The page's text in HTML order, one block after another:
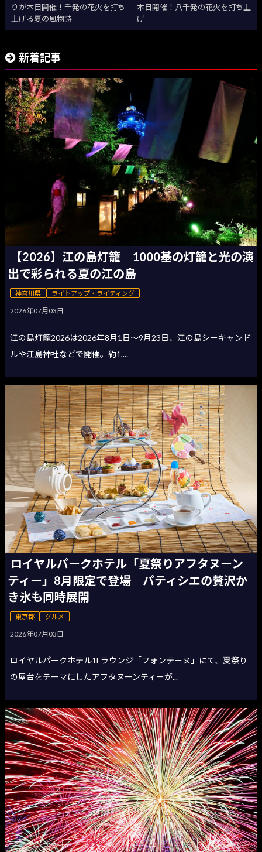
りが本日開催！千発の花火を打ち
上げる夏の風物詩
本日開催！八千発の花火を打ち上
げ
新着記事
【2026】江の島灯籠 1000基の灯籠と光の演
出で彩られる夏の江の島
神奈川県 ライトアップ・ライティング
2026年07月03日
江の島灯籠2026は2026年8月1日〜9月23日、江の島シーキャンド
ルや江島神社などで開催。約1,...
ロイヤルパークホテル「夏祭りアフタヌーン
ティー」8月限定で登場 パティシエの贅沢か
き氷も同時展開
東京都 グルメ
2026年07月03日
ロイヤルパークホテル1Fラウンジ「フォンテーヌ」にて、夏祭り
の屋台をテーマにしたアフタヌーンティーが...